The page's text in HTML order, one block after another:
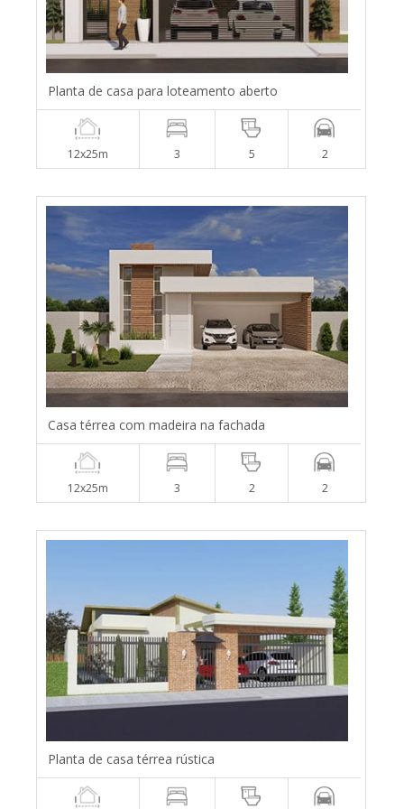
Planta de casa para loteamento aberto
12x25m 3 5 2
Casa térrea com madeira na fachada
12x25m 3 2 2
Planta de casa térrea rústica